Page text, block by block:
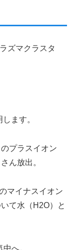
ズマクラスタ
ます。
プラスイオン
ん放出。
マイナスイオン
て水（H2O）と
へ。